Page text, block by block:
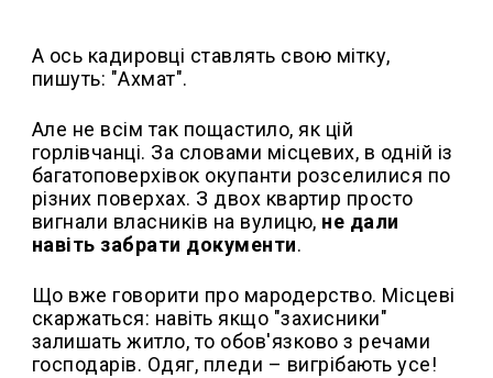
А ось кадировці ставлять свою мітку,
пишуть: "Ахмат".
Але не всім так пощастило, як цій
горлівчанці. За словами місцевих, в одній із
багатоповерхівок окупанти розселилися по
різних поверхах. З двох квартир просто
вигнали власників на вулицю, не дали
навіть забрати документи.
Що вже говорити про мародерство. Місцеві
скаржаться: навіть якщо "захисники"
залишать житло, то обов'язково з речами
господарів. Одяг, пледи – вигрібають усе!